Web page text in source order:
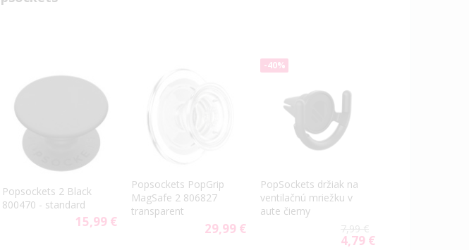
Popsockets 2 Black
800470 - standard
15,99 €
Popsockets PopGrip
MagSafe 2 806827
transparent
29,99 €
-40%
PopSockets držiak na
ventilačnú mriežku v
aute čierny
7,99 €
Special
4,79 €